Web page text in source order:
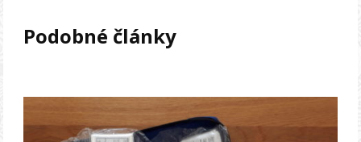
Podobné články